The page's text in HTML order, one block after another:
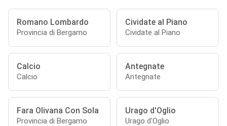
Romano Lombardo
Provincia di Bergamo
Cividate al Piano
Cividate al Piano
Calcio
Calcio
Antegnate
Antegnate
Fara Olivana Con Sola
Provincia di Bergamo
Urago d'Oglio
Urago d'Oglio